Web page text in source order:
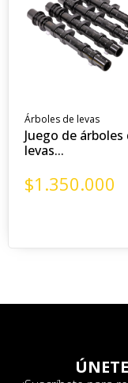
Árboles de levas
Juego de árboles
levas...
$1.350.000